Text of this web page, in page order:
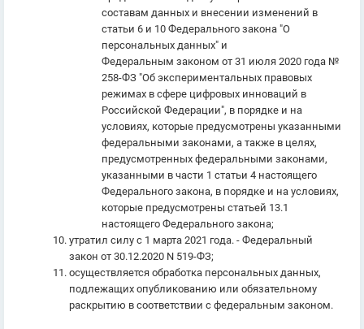
составам данных и внесении изменений в
статьи 6 и 10 Федерального закона "О
персональных данных" и
Федеральным законом от 31 июля 2020 года №
258-ФЗ "Об экспериментальных правовых
режимах в сфере цифровых инноваций в
Российской Федерации", в порядке и на
условиях, которые предусмотрены указанными
федеральными законами, а также в целях,
предусмотренных федеральными законами,
указанными в части 1 статьи 4 настоящего
Федерального закона, в порядке и на условиях,
которые предусмотрены статьей 13.1
настоящего Федерального закона;
утратил силу с 1 марта 2021 года. - Федеральный
закон от 30.12.2020 N 519-ФЗ;
осуществляется обработка персональных данных,
подлежащих опубликованию или обязательному
раскрытию в соответствии с федеральным законом.